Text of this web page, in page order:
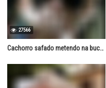
27566
Cachorro safado metendo na buceta da ruiva